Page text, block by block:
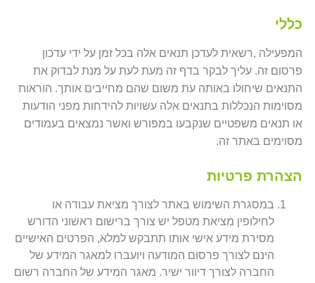
כללי
המפעילה ,רשאית לעדכן תנאים אלה בכל זמן על ידי עדכון
פרסום זה. עליך לבקר בדף זה מעת לעת על מנת לבדוק את
התנאים שיחולו באותה עת משום שהם מחייבים אותך. הוראות
מסוימות הנכללות בתנאים אלה עשויות להידחות מפני הודעות
או תנאים משפטיים שנקבעו במפורש ואשר נמצאים בעמודים
מסוימים באתר זה.
הצהרת פרטיות
במסגרת השימוש באתר לצורך מציאת עבודה או
לחילופין מציאת מטפל יש צורך ברישום ראשוני הדורש
מסירת מידע אישי אותו תתבקש למלא, הפרטים האישיים
הינם לצורך פרסום המודעה ויועברו למאגר המידע של
החברה לצורך דיוור ישיר. מאגר המידע של החברה רשום